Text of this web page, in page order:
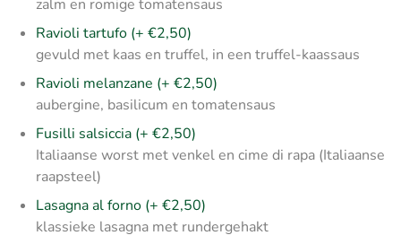
zalm en romige tomatensaus
Ravioli tartufo (+ €2,50)
gevuld met kaas en truffel, in een truffel-kaassaus
Ravioli melanzane (+ €2,50)
aubergine, basilicum en tomatensaus
Fusilli salsiccia (+ €2,50)
Italiaanse worst met venkel en cime di rapa (Italiaanse
raapsteel)
Lasagna al forno (+ €2,50)
klassieke lasagna met rundergehakt